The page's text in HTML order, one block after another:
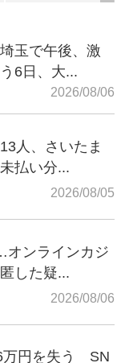
玉で午後、激
6日、大...
2026/08/06
人、さいたま
払い分...
2026/08/05
ンラインカジ
した疑...
2026/08/06
万円を失う SN